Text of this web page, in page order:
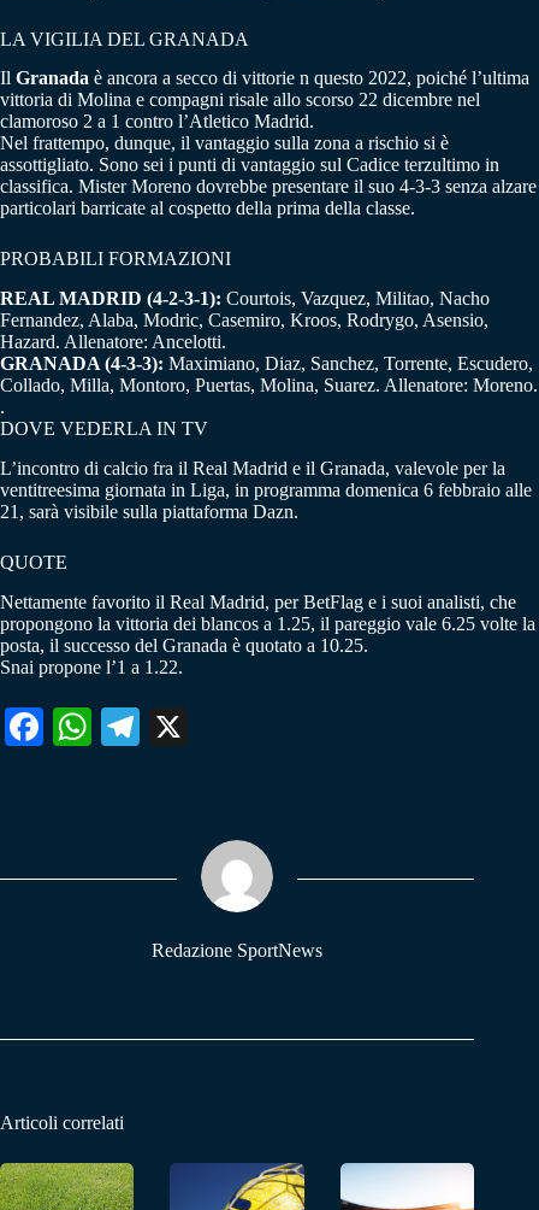
LA VIGILIA DEL GRANADA
Il Granada è ancora a secco di vittorie n questo 2022, poiché l’ultima
vittoria di Molina e compagni risale allo scorso 22 dicembre nel
clamoroso 2 a 1 contro l’Atletico Madrid.
Nel frattempo, dunque, il vantaggio sulla zona a rischio si è
assottigliato. Sono sei i punti di vantaggio sul Cadice terzultimo in
classifica. Mister Moreno dovrebbe presentare il suo 4-3-3 senza alzare
particolari barricate al cospetto della prima della classe.
PROBABILI FORMAZIONI
REAL MADRID (4-2-3-1): Courtois, Vazquez, Militao, Nacho
Fernandez, Alaba, Modric, Casemiro, Kroos, Rodrygo, Asensio,
Hazard. Allenatore: Ancelotti.
GRANADA (4-3-3): Maximiano, Diaz, Sanchez, Torrente, Escudero,
Collado, Milla, Montoro, Puertas, Molina, Suarez. Allenatore: Moreno.
.
DOVE VEDERLA IN TV
L’incontro di calcio fra il Real Madrid e il Granada, valevole per la
ventitreesima giornata in Liga, in programma domenica 6 febbraio alle
21, sarà visibile sulla piattaforma Dazn.
QUOTE
Nettamente favorito il Real Madrid, per BetFlag e i suoi analisti, che
propongono la vittoria dei blancos a 1.25, il pareggio vale 6.25 volte la
posta, il successo del Granada è quotato a 10.25.
Snai propone l’1 a 1.22.
Fa W
pp
Te
m
Redazione SportNews
Articoli correlati